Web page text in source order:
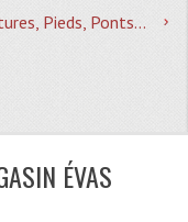
Pieds, Ponts...
ÉVAS